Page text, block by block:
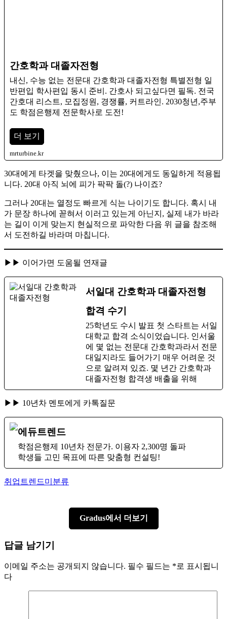
간호학과 대졸자전형
내신, 수능 없는 전문대 간호학과 대졸자전형 특별전형 일
반편입 학사편입 동시 준비. 간호사 되고싶다면 필독. 전국
간호대 리스트, 모집정원, 경쟁률, 커트라인. 2030청년,주부
도 학점은행제 전문학사로 도전!
더 보기
mrturbine.kr
30대에게 타겟을 맞췄으나, 이는 20대에게도 동일하게 적용됩
니다. 20대 아직 뇌에 피가 팍팍 돌(?) 나이죠?​
그러나 20대는 열정도 빠르게 식는 나이기도 합니다. 혹시 내
가 문장 하나에 꼳혀서 이러고 있는게 아닌지, 실제 내가 바라
는 길이 이게 맞는지 현실적으로 파악한 다음 위 글을 참조해
서 도전하길 바라며 마칩니다.
▶▶ 이어가면 도움될 연재글
서일대 간호학과 대졸자전형
합격 수기
25학년도 수시 발표 첫 스타트는 서일
대학교 합격 소식이었습니다. 인서울
에 몇 없는 전문대 간호학과라서 전문
대일지라도 들어가기 매우 어려운 것
으로 알려져 있죠. 몇 년간 간호학과
대졸자전형 합격생 배출을 위해
▶▶ 10년차 멘토에게 카톡질문
에듀트렌드
학점은행제 10년차 전문가. 이용자 2,300명 돌파
학생들 고민 목표에 따른 맞춤형 컨설팅!
Author
취업트렌드Categories
미분류
Gradus에서 더보기
답글 남기기
이메일 주소는 공개되지 않습니다. 필수 필드는 *로 표시됩니
다